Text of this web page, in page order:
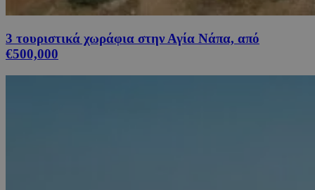
3 τουριστικά χωράφια στην Αγία Νάπα, από
€500,000